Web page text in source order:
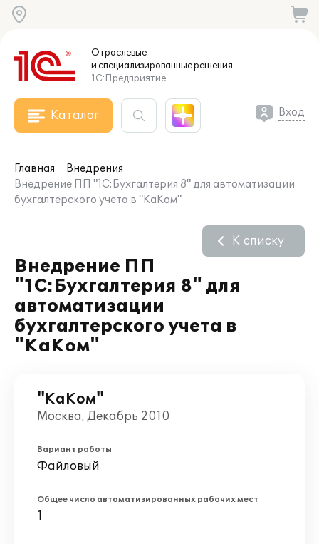
Отраслевые
и специализированныерешения
1С:Предприятие
Каталог Вход
Главная
Внедрения
Внедрение ПП "1С:Бухгалтерия 8" для автоматизации
бухгалтерского учета в "КаКом"
Внедрение ПП
"1С:Бухгалтерия 8" для
автоматизации
бухгалтерского учета в
"КаКом"
К списку
"КаКом"
Москва, Декабрь 2010
Вариант работы
Файловый
Общее число автоматизированных рабочих мест
1